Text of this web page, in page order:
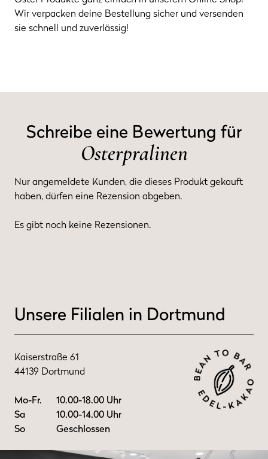
Wir verpacken deine Bestellung sicher und versenden
sie schnell und zuverlässig!
Schreibe eine Bewertung für
Osterpralinen
Es gibt noch keine Rezensionen.
Nur angemeldete Kunden, die dieses Produkt gekauft
haben, dürfen eine Rezension abgeben.
Unsere Filialen in Dortmund
Kaiserstraße 61
44139 Dortmund
Mo-Fr.
Sa
So
10.00-18.00 Uhr
10.00-14.00 Uhr
Geschlossen